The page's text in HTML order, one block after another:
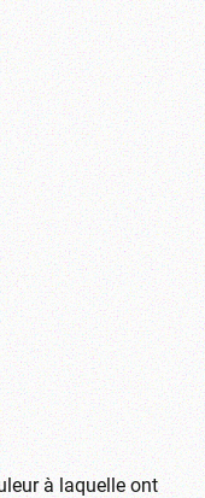
à laquelle ont